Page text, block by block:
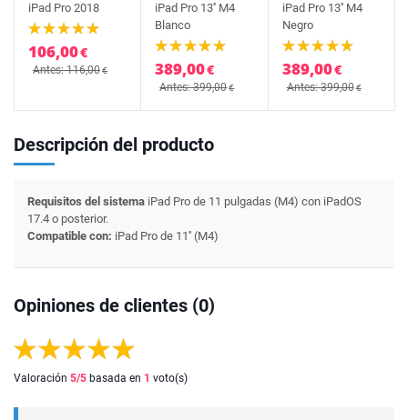
iPad Pro 2018
106,00€
Antes: 116,00€
iPad Pro 13'' M4
Blanco
389,00€
Antes: 399,00€
iPad Pro 13'' M4
Negro
389,00€
Antes: 399,00€
Descripción del producto
Requisitos del sistema iPad Pro de 11 pulgadas (M4) con iPadOS
17.4 o posterior.
Compatible con: iPad Pro de 11'' (M4)
Opiniones de clientes (0)
Valoración 5/5 basada en 1 voto(s)